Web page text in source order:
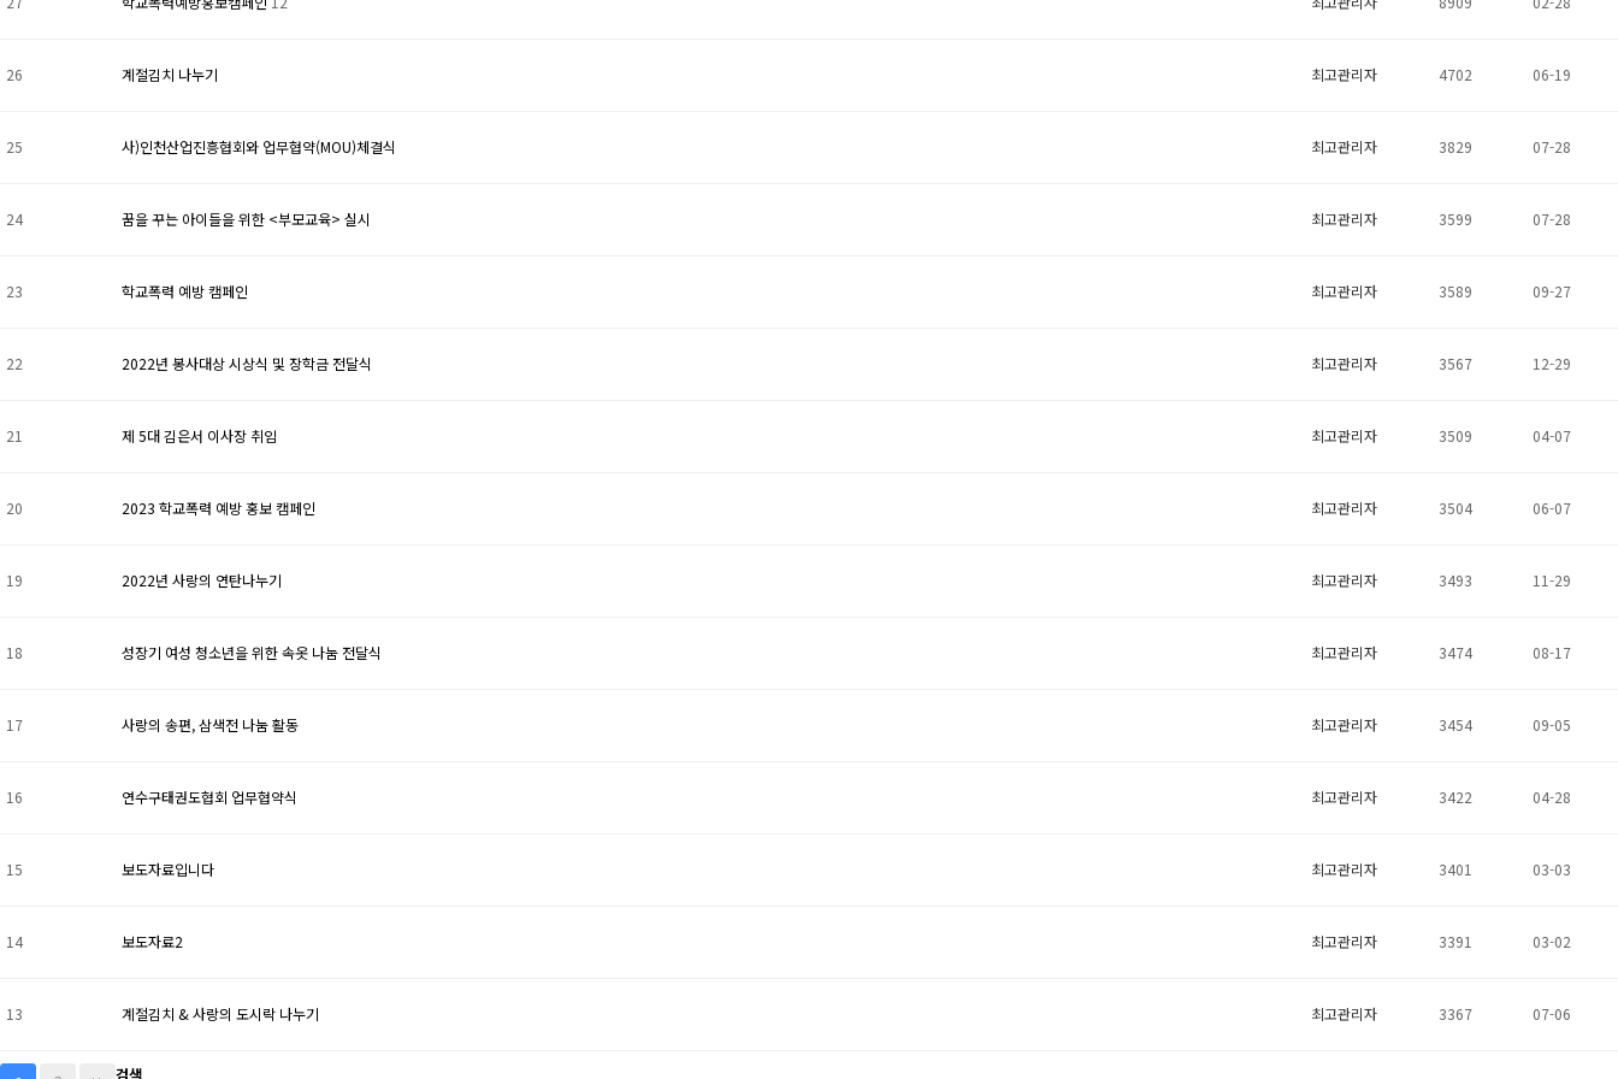
26 계절김치 나누기 최고관리자 4702 06-19
25 사)인천산업진흥협회와 업무협약(MOU)체결식 최고관리자 3829 07-28
24 꿈을 꾸는 아이들을 위한 <부모교육> 실시 최고관리자 3599 07-28
23 학교폭력 예방 캠페인 최고관리자 3589 09-27
22 2022년 봉사대상 시상식 및 장학금 전달식 최고관리자 3567 12-29
21 제 5대 김은서 이사장 취임 최고관리자 3509 04-07
20 2023 학교폭력 예방 홍보 캠페인 최고관리자 3504 06-07
19 2022년 사랑의 연탄나누기 최고관리자 3493 11-29
18 성장기 여성 청소년을 위한 속옷 나눔 전달식 최고관리자 3474 08-17
17 사랑의 송편, 삼색전 나눔 활동 최고관리자 3454 09-05
16 연수구태권도협회 업무협약식 최고관리자 3422 04-28
15 보도자료입니다 최고관리자 3401 03-03
14 보도자료2 최고관리자 3391 03-02
13 계절김치 & 사랑의 도시락 나누기 최고관리자 3367 07-06
검색